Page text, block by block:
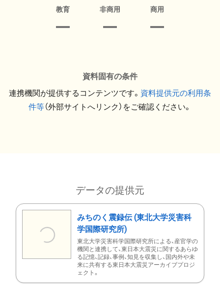
教育 非商用 商用
資料固有の条件
連携機関が提供するコンテンツです。 資料提供元の利用条
件等（外部サイトへリンク）をご確認ください。
データの提供元
みちのく震録伝 (東北大学災害科
学国際研究所)
東北大学災害科学国際研究所による、産官学の
機関と連携して、東日本大震災に関するあらゆ
る記憶、記録、事例、知見を収集し、国内外や未
来に共有する東日本大震災アーカイブプロジ
ェクト。